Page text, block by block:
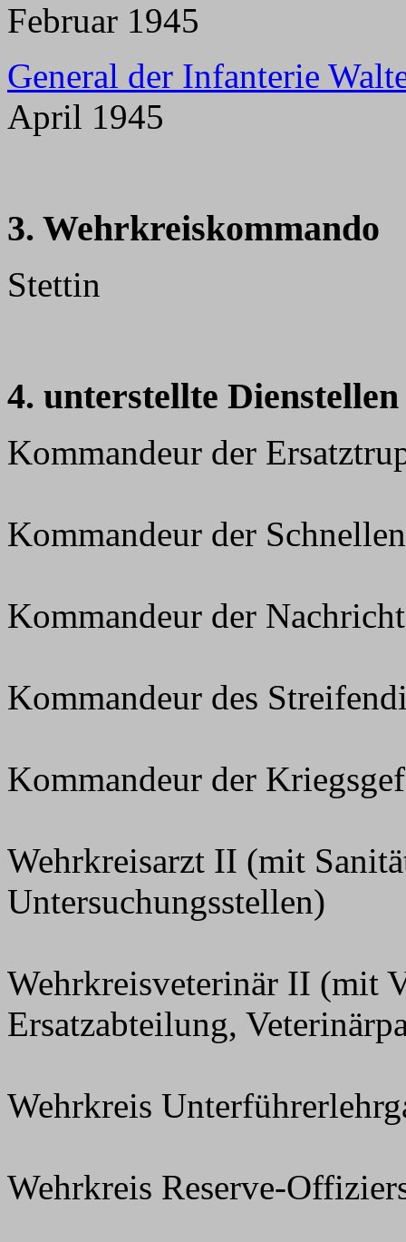
Februar 1945
General der Infanterie
April 1945
3. Wehrkreiskommando
Stettin
4. unterstellte Dienstellen
Kommandeur der
Kommandeur der
Kommandeur der
Kommandeur des
Kommandeur der
Wehrkreisarzt II (mit
Untersuchungsstellen)
Wehrkreisveterinär II (mit
Ersatzabteilung,
Wehrkreis
Wehrkreis Reserve-